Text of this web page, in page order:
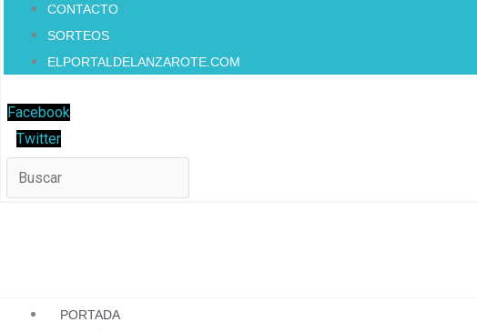
CONTACTO
SORTEOS
ELPORTALDELANZAROTE.COM
Facebook
Twitter
PORTADA